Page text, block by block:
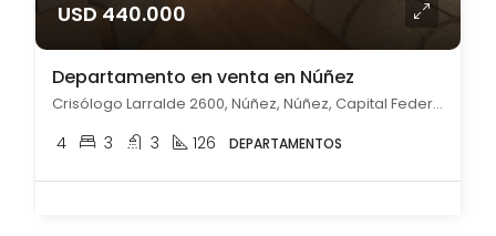
USD 440.000
Departamento en venta en Núñez
Crisólogo Larralde 2600, Núñez, Núñez, Capital Federal
4 3 3 126 DEPARTAMENTOS